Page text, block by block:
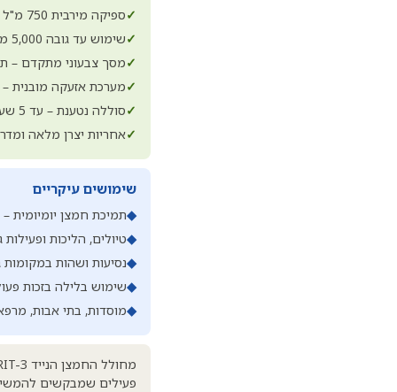
✓ספיקה מירבית 750 מ"ל – מתאים לדרישות גבוהות
✓שימוש עד גובה 5,000 מ' – מתאים גם לטיולים בהרים
✓מסך צבעוני מתקדם –
✓מערכת אזעקה מובנית
✓סוללה נטענת – עד 5 שעות ברמה 1, טעינה ב-3 שעות 40 דקות (2 שעות עם מטען מהיר)
✓אחריות יצרן מלאה
שימושים עיקריים
◆תמיכת חמצן יומיומית
◆טיולים, הליכות ופעילות
◆נסיעות ושהות במקומות גבוהים – עד
◆שימוש בלילה בזכות
◆מוסדות, בתי אבות,
פעילים שמבקשים